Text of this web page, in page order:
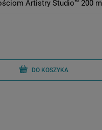
Artistry Studio™ 200 ml
DO KOSZYKA